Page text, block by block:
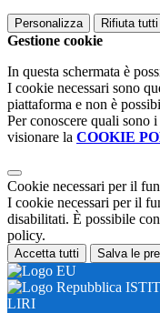
Personalizza Rifiuta tutti
Gestione cookie
In questa schermata è
I cookie necessari sono
piattaforma e non è
Per conoscere quali sono
visionare la COOKIE
Cookie necessari per il
I cookie necessari per il
disabilitati. È possibile
policy.
Accetta tutti Salva le
LIRI